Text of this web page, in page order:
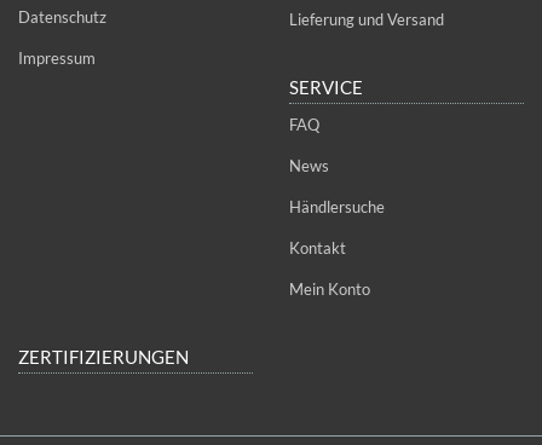
Datenschutz
Impressum
Lieferung und Versand
SERVICE
FAQ
News
Händlersuche
Kontakt
Mein Konto
ZERTIFIZIERUNGEN